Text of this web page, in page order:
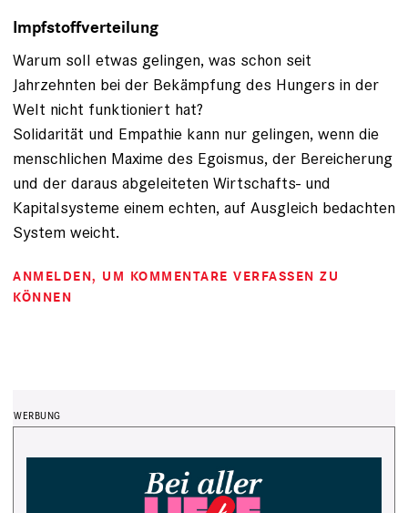
Impfstoffverteilung
Warum soll etwas gelingen, was schon seit
Jahrzehnten bei der Bekämpfung des Hungers in der
Welt nicht funktioniert hat?
Solidarität und Empathie kann nur gelingen, wenn die
menschlichen Maxime des Egoismus, der Bereicherung
und der daraus abgeleiteten Wirtschafts- und
Kapitalsysteme einem echten, auf Ausgleich bedachten
System weicht.
ANMELDEN, UM KOMMENTARE VERFASSEN ZU
KÖNNEN